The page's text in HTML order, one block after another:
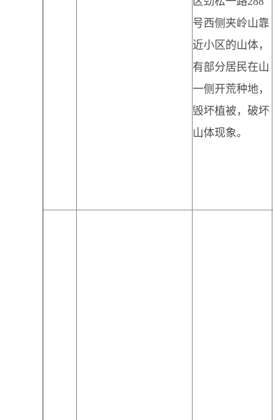
号西侧夹岭山靠
近小区的山体，
有部分居民在山
一侧开荒种地，
毁坏植被，破坏
山体现象。